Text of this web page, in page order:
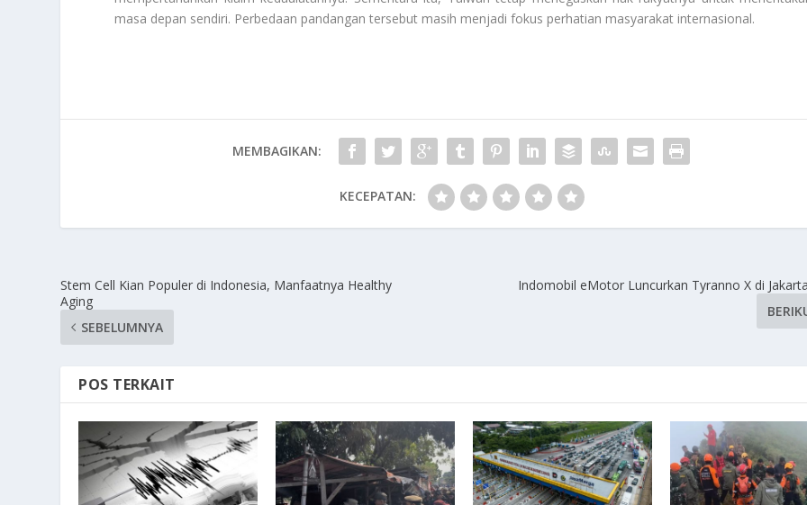
masa depan sendiri. Perbedaan pandangan tersebut masih menjadi fokus perhatian masyarakat internasional.
MEMBAGIKAN:
KECEPATAN:
Stem Cell Kian Populer di Indonesia, Manfaatnya Healthy
Aging
SEBELUMNYA
Indomobil eMotor Luncurkan Tyranno X di
POS TERKAIT